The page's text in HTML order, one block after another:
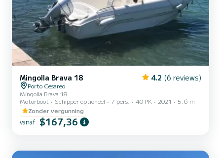
Mingolla Brava 18 4.2 (6 reviews)
Porto Cesareo
Mingolla Brava 18
Motorboot
Schipper optioneel 7 pers. 40 PK 2021
5.6 m
Zonder vergunning
vanaf $167,36